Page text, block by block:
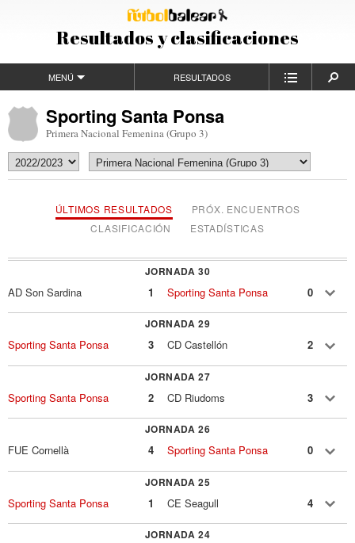
Resultados y clasificaciones
MENÚ RESULTADOS
Sporting Santa Ponsa
Primera Nacional Femenina (Grupo 3)
ÚLTIMOS RESULTADOS
PRÓX. ENCUENTROS
CLASIFICACIÓN
ESTADÍSTICAS
JORNADA 30
AD Son Sardina 1 Sporting Santa Ponsa 0
JORNADA 29
Sporting Santa Ponsa 3 CD Castellón 2
JORNADA 27
Sporting Santa Ponsa 2 CD Riudoms 3
JORNADA 26
FUE Cornellà 4 Sporting Santa Ponsa 0
JORNADA 25
Sporting Santa Ponsa 1 CE Seagull 4
JORNADA 24